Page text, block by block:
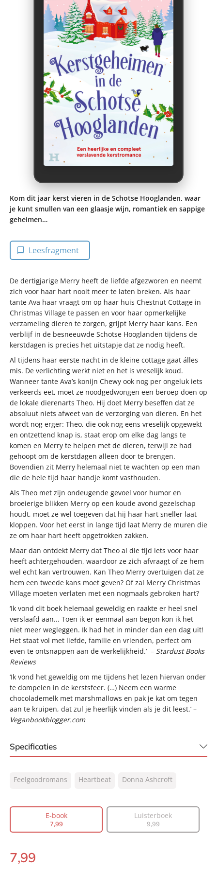
Kom dit jaar kerst vieren in de Schotse Hooglanden, waar
je kunt smullen van een glaasje wijn, romantiek en sappige
geheimen…
Leesfragment
De dertigjarige Merry heeft de liefde afgezworen en neemt
zich voor haar hart nooit meer te laten breken. Als haar
tante Ava haar vraagt om op haar huis Chestnut Cottage in
Christmas Village te passen en voor haar opmerkelijke
verzameling dieren te zorgen, grijpt Merry haar kans. Een
verblijf in de besneeuwde Schotse Hooglanden tijdens de
kerstdagen is precies het uitstapje dat ze nodig heeft.
Al tijdens haar eerste nacht in de kleine cottage gaat álles
mis. De verlichting werkt niet en het is vreselijk koud.
Wanneer tante Ava’s konijn Chewy ook nog per ongeluk iets
verkeerds eet, moet ze noodgedwongen een beroep doen op
de lokale dierenarts Theo. Hij doet Merry beseffen dat ze
absoluut niets afweet van de verzorging van dieren. En het
wordt nog erger: Theo, die ook nog eens vreselijk opgewekt
en ontzettend knap is, staat erop om elke dag langs te
komen en Merry te helpen met de dieren, terwijl ze had
gehoopt om de kerstdagen alleen door te brengen.
Bovendien zit Merry helemaal niet te wachten op een man
die de hele tijd haar handje komt vasthouden.
Als Theo met zijn ondeugende gevoel voor humor en
broeierige blikken Merry op een koude avond gezelschap
houdt, moet ze wel toegeven dat hij haar hart sneller laat
kloppen. Voor het eerst in lange tijd laat Merry de muren die
ze om haar hart heeft opgetrokken zakken.
Maar dan ontdekt Merry dat Theo al die tijd iets voor haar
heeft achtergehouden, waardoor ze zich afvraagt of ze hem
wel echt kan vertrouwen. Kan Theo Merry overtuigen dat ze
hem een tweede kans moet geven? Of zal Merry Christmas
Village moeten verlaten met een nogmaals gebroken hart?
‘Ik vond dit boek helemaal geweldig en raakte er heel snel
verslaafd aan... Toen ik er eenmaal aan begon kon ik het
niet meer wegleggen. Ik had het in minder dan een dag uit!
Het staat vol met liefde, familie en vrienden, perfect om
even te ontsnappen aan de werkelijkheid.’ – Stardust Books
Reviews
‘Ik vond het geweldig om me tijdens het lezen hiervan onder
te dompelen in de kerstsfeer. (…) Neem een warme
chocolademelk met marshmallows en pak je kat om tegen
aan te kruipen, dat zul je heerlijk vinden als je dit leest.’ –
Veganbookblogger.com
Specificaties
NUR:
302
Auteur(s):
Donna Ashcroft
Aantal pagina's:
Feelgoodromans Heartbeat Donna Ashcroft
E-book
7,99
Luisterboek
9,99
E-
7,99